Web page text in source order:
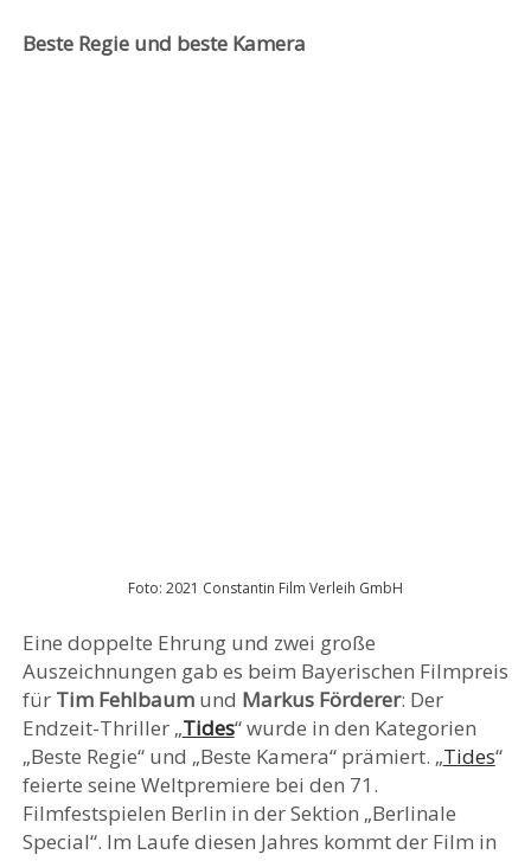
Beste Regie und beste Kamera
Foto: 2021 Constantin Film Verleih GmbH
Eine doppelte Ehrung und zwei große
Auszeichnungen gab es beim Bayerischen Filmpreis
für Tim Fehlbaumund Markus Förderer: Der
Endzeit-Thriller „Tides“ wurde in den Kategorien
„Beste Regie“ und „Beste Kamera“ prämiert. „Tides“
feierte seine Weltpremiere bei den 71.
Filmfestspielen Berlin in der Sektion „Berlinale
Special“. Im Laufe diesen Jahres kommt der Film in